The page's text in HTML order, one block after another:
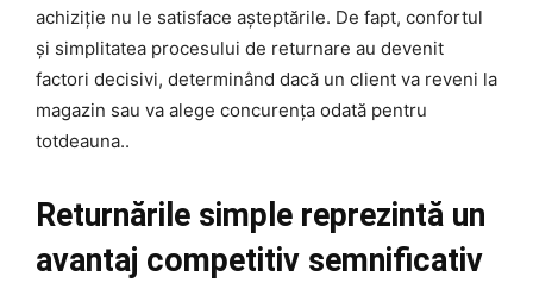
achiziție nu le satisface așteptările. De fapt, confortul
și simplitatea procesului de returnare au devenit
factori decisivi, determinând dacă un client va reveni la
magazin sau va alege concurența odată pentru
totdeauna..
Returnările simple reprezintă un
avantaj competitiv semnificativ